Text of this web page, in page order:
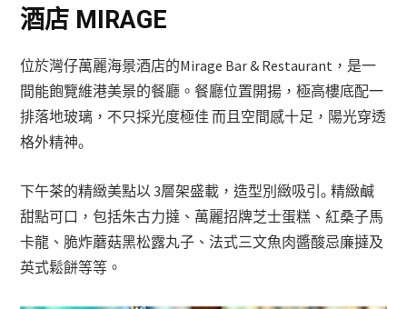
酒店 MIRAGE
位於灣仔萬麗海景酒店的Mirage Bar & Restaurant，是一
間能飽覽維港美景的餐廳。餐廳位置開揚，極高樓底配一
排落地玻璃，不只採光度極佳 而且空間感十足，陽光穿透
格外精神｡
下午茶的精緻美點以 3層架盛載，造型別緻吸引｡ 精緻鹹
甜點可口，包括朱古力撻、萬麗招牌芝士蛋糕、紅桑子馬
卡龍、脆炸蘑菇黑松露丸子、法式三文魚肉醬酸忌廉撻及
英式鬆餅等等。